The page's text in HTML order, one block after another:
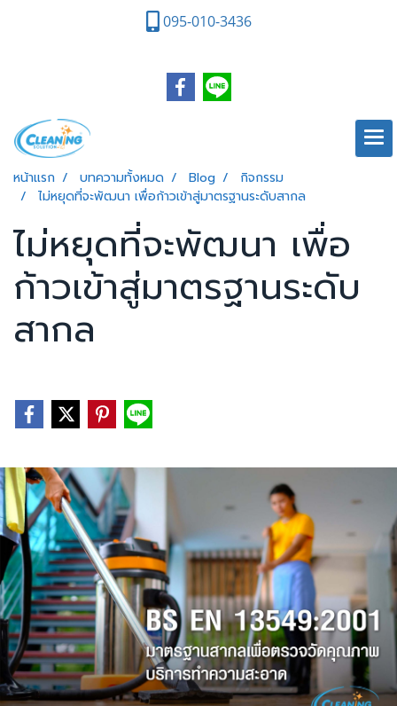
095-010-3436
หน้าแรก บทความทั้งหมด Blog
กิจกรรม
ไม่หยุดที่จะพัฒนา เพื่อก้าวเข้าสู่มาตรฐานระดับสากล
ไม่หยุดที่จะพัฒนา เพื่อ
ก้าวเข้าสู่มาตรฐานระดับ
สากล